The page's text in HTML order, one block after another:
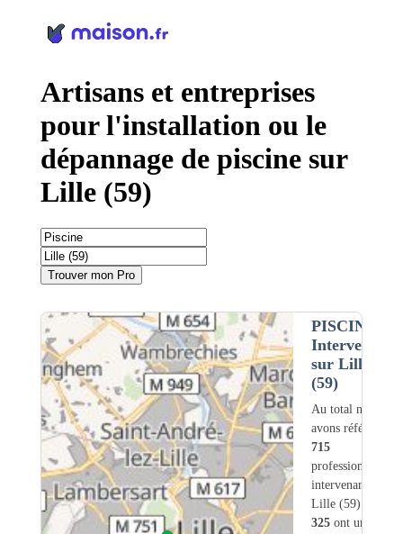
Artisans et entreprises
pour l'installation ou le
dépannage de piscine sur
Lille (59)
Trouver mon Pro
PISCINE
Intervention
sur Lille
(59)
Au total nous
avons référencé
715
professionnels
intervenant sur
Lille (59) dont
325ont une